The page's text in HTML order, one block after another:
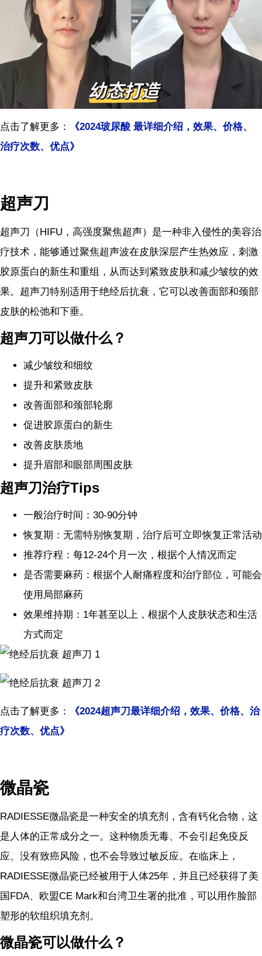
点击了解更多： 《2024玻尿酸 最详细介绍，效果、价格、
治疗次数、优点》
超声刀
超声刀（HIFU，高强度聚焦超声）是一种非入侵性的美容治
疗技术，能够通过聚焦超声波在皮肤深层产生热效应，刺激
胶原蛋白的新生和重组，从而达到紧致皮肤和减少皱纹的效
果。超声刀特别适用于绝经后抗衰，它可以改善面部和颈部
皮肤的松弛和下垂。
超声刀可以做什么？
减少皱纹和细纹
提升和紧致皮肤
改善面部和颈部轮廓
促进胶原蛋白的新生
改善皮肤质地
提升眉部和眼部周围皮肤
超声刀治疗Tips
一般治疗时间：30-90分钟
恢复期：无需特别恢复期，治疗后可立即恢复正常活动
推荐疗程：每12-24个月一次，根据个人情况而定
是否需要麻药：根据个人耐痛程度和治疗部位，可能会
使用局部麻药
效果维持期：1年甚至以上，根据个人皮肤状态和生活
方式而定
点击了解更多： 《2024超声刀最详细介绍，效果、价格、治
疗次数、优点》
微晶瓷
RADIESSE微晶瓷是一种安全的填充剂，含有钙化合物，这
是人体的正常成分之一。这种物质无毒、不会引起免疫反
应、没有致癌风险，也不会导致过敏反应。在临床上，
RADIESSE微晶瓷已经被用于人体25年，并且已经获得了美
国FDA、欧盟CE Mark和台湾卫生署的批准，可以用作脸部
塑形的软组织填充剂。
微晶瓷可以做什么？